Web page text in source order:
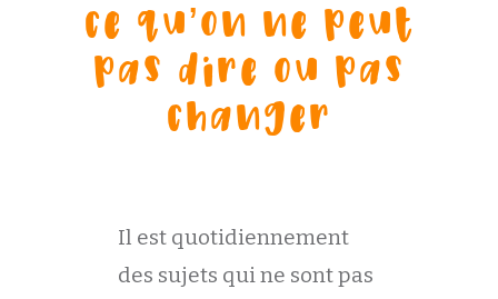
ce qu’on ne peut
pas dire ou pas
changer
Il est quotidiennement
des sujets qui ne sont pas